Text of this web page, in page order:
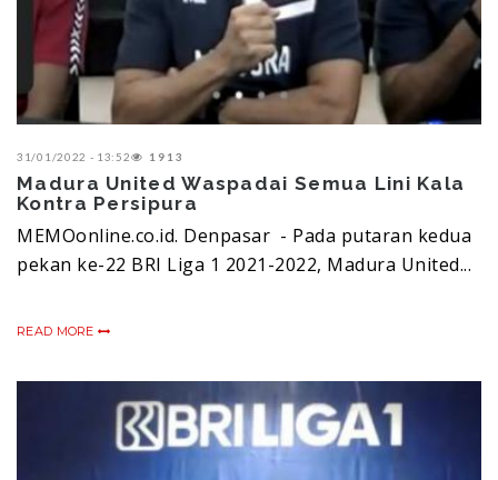
31/01/2022 - 13:52 1913
Madura United Waspadai Semua Lini Kala
Kontra Persipura
MEMOonline.co.id. Denpasar - Pada putaran kedua
pekan ke-22 BRI Liga 1 2021-2022, Madura United...
READ MORE